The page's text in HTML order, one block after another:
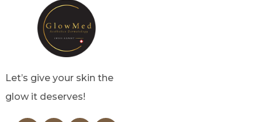
Let’s give your skin the
glow it deserves!